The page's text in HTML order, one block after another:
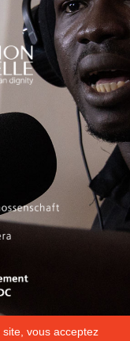
vous acceptez